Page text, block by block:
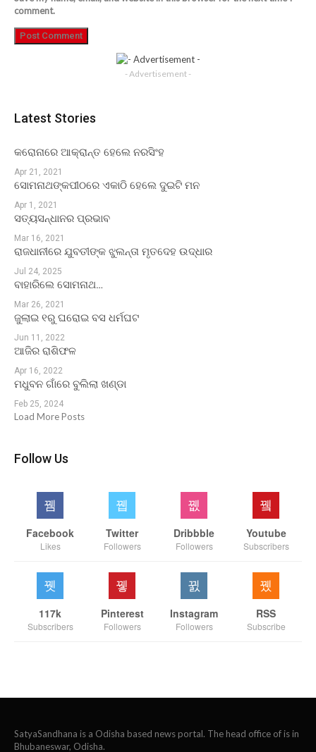
comment.
- Advertisement -
Latest Stories
କରୋନାରେ ଆକ୍ରାନ୍ତ ହେଲେ ନରସିଂହ
Apr 21, 2021
ସୋମନାଥଙ୍କପୀଠରେ ଏକାଠି ହେଲେ ଦୁଇଟି ମନ
Apr 1, 2021
ସତ୍ୟସନ୍ଧାନର ପ୍ରଭାବ
Mar 16, 2021
ରାଜଧାନୀରେ ଯୁବତୀଙ୍କ ଝୁଲନ୍ତା ମୃତଦେହ ଉଦ୍ଧାର
Jul 24, 2025
ବାହାରିଲେ ସୋମନାଥ…
Mar 26, 2021
ଜୁଲାଇ ୧ରୁ ଘରୋଇ ବସ ଧର୍ମଘଟ
Jun 11, 2022
ଆଜିର ରାଶିଫଳ
Apr 16, 2022
ମଧୁବନ ଗାଁରେ ବୁଲିଲା ଖଣ୍ଡା
Feb 25, 2024
Load More Posts
Follow Us
Facebook
Likes
Twitter
Followers
Dribbble
Followers
Youtube
Subscribers
117k
Subscribers
Pinterest
Followers
Instagram
Followers
RSS
Subscribe
SatyaSandhana is a Odisha based news portal. The head office of is in
Bhubaneswar, Odisha.